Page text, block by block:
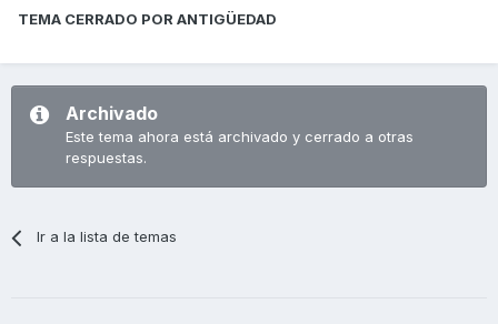
TEMA CERRADO POR ANTIGÜEDAD
Archivado
Este tema ahora está archivado y cerrado a otras
respuestas.
Ir a la lista de temas